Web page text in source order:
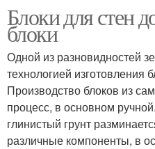
Блоки для стен
блоки
Одной из разновидностей
технологией изготовления
Производство блоков из
процесс, в основном
глинистый грунт
различные компоненты, в